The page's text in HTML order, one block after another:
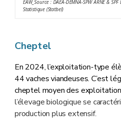
EAW_Source : DAEA-DEMNA-SPW ARNE &
Statistique (Statbel)
Cheptel
En 2024, l’exploitation-type
44 vaches viandeuses. C’est
cheptel moyen des
l’élevage biologique se
production plus extensif.